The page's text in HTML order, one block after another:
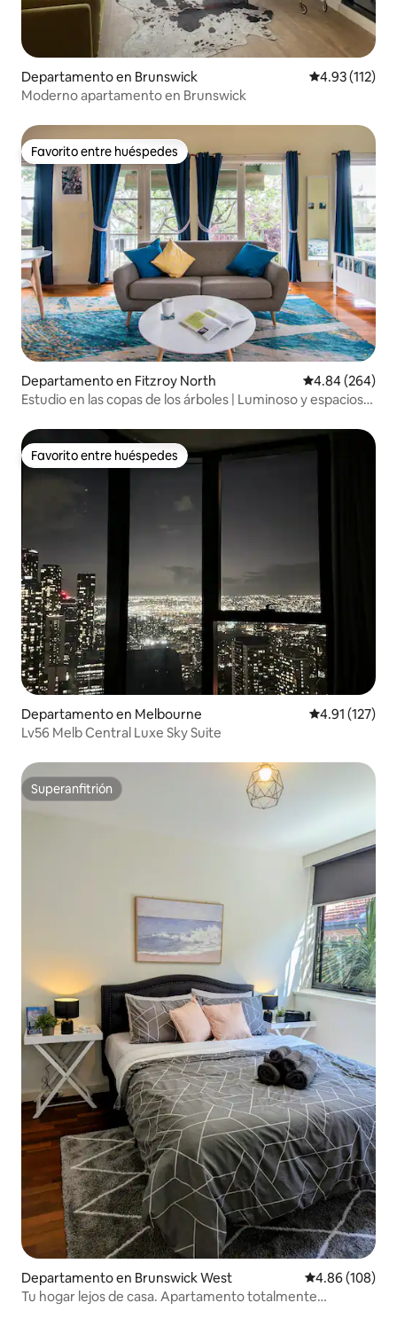
Departamento en Brunswick Calificación
4.93 (112)
Moderno apartamento en Brunswick
Favorito entre huéspedes
Favorito entre huéspedes
Departamento en Fitzroy North Calificación
4.84 (264)
Estudio en las copas de los árboles | Luminoso y espacioso
Favorito entre huéspedes
Favorito entre huéspedes
Departamento en Melbourne Calificación
4.91 (127)
Lv56 Melb Central Luxe Sky Suite
Superanfitrión
Superanfitrión
Departamento en Brunswick West Calificación
4.86 (108)
Tu hogar lejos de casa. Apartamento totalmente